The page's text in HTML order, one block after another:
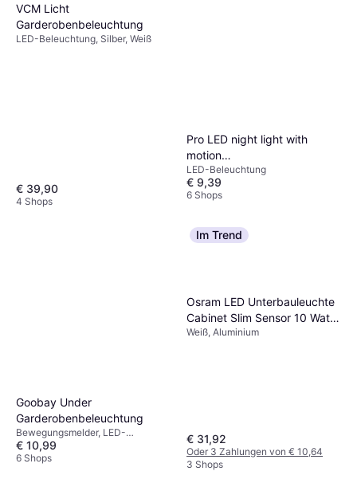
VCM Licht
Garderobenbeleuchtung
LED-Beleuchtung, Silber, Weiß
€ 39,90
4 Shops
Pro LED night light with
motion
Garderobenbeleuchtung
LED-Beleuchtung
€ 9,39
6 Shops
Goobay Under
Garderobenbeleuchtung
Bewegungsmelder, LED-
Beleuchtung, Weiß, Silber,
Aluminium, IP-Schutzart: IP20
€ 10,99
6 Shops
Im Trend
Osram LED Unterbauleuchte
Cabinet Slim Sensor 10 Watt
50 cm
Weiß, Aluminium
€ 31,92
Oder 3 Zahlungen von € 10,64
3 Shops